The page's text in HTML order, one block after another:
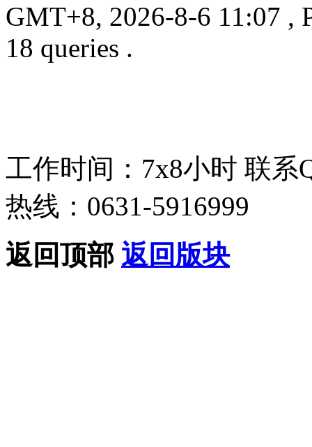
GMT+8, 2026-8-6 11:07 ,
18 queries .
工作时间：7x8小时 联系
热线：0631-5916999
返回顶部 返回版块